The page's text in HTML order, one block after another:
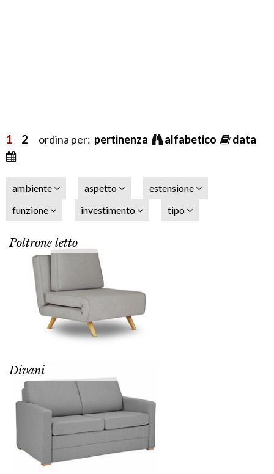
1 2 ordina per: pertinenza alfabetico data
ambiente aspetto
estensione
funzione
investimento tipo
Poltrone letto
Divani